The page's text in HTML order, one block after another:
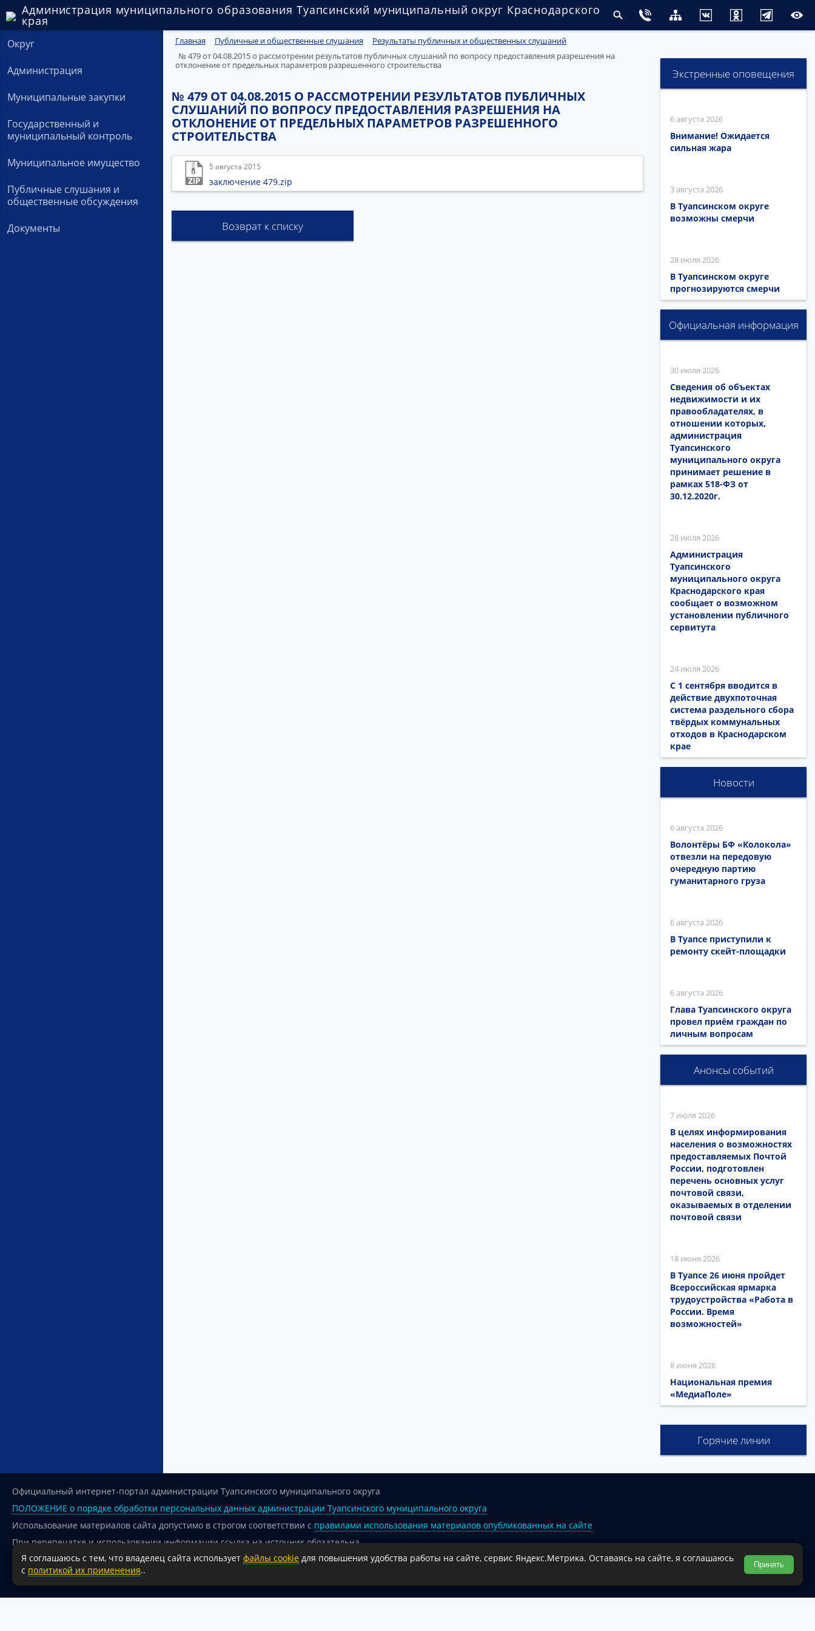
Администрация муниципального образования Туапсинский муниципальный округ Краснодарского
края
Округ
Администрация
Муниципальные закупки
Государственный и
муниципальный контроль
Муниципальное имущество
Публичные слушания и
общественные обсуждения
Документы
Главная Публичные и общественные слушания
Результаты публичных и общественных слушаний
№ 479 от 04.08.2015 о рассмотрении результатов публичных слушаний по вопросу предоставления разрешения на
отклонение от предельных параметров разрешенного строительства
№ 479 ОТ 04.08.2015 О РАССМОТРЕНИИ РЕЗУЛЬТАТОВ ПУБЛИЧНЫХ
СЛУШАНИЙ ПО ВОПРОСУ ПРЕДОСТАВЛЕНИЯ РАЗРЕШЕНИЯ НА
ОТКЛОНЕНИЕ ОТ ПРЕДЕЛЬНЫХ ПАРАМЕТРОВ РАЗРЕШЕННОГО
СТРОИТЕЛЬСТВА
5 августа 2015
заключение 479.zip
Возврат к списку
Экстренные оповещения
6 августа 2026
Внимание! Ожидается
сильная жара
3 августа 2026
В Туапсинском округе
возможны смерчи
28 июля 2026
В Туапсинском округе
прогнозируются смерчи
Официальная информация
30 июля 2026
Сведения об объектах
недвижимости и их
правообладателях, в
отношении которых,
администрация
Туапсинского
муниципального округа
принимает решение в
рамках 518-ФЗ от
30.12.2020г.
28 июля 2026
Администрация
Туапсинского
муниципального округа
Краснодарского края
сообщает о возможном
установлении публичного
сервитута
24 июля 2026
С 1 сентября вводится в
действие двухпоточная
система раздельного сбора
твёрдых коммунальных
отходов в Краснодарском
крае
Новости
6 августа 2026
Волонтёры БФ «Колокола»
отвезли на передовую
очередную партию
гуманитарного груза
6 августа 2026
В Туапсе приступили к
ремонту скейт-площадки
6 августа 2026
Глава Туапсинского округа
провел приём граждан по
личным вопросам
Анонсы событий
7 июля 2026
В целях информирования
населения о возможностях
предоставляемых Почтой
России, подготовлен
перечень основных услуг
почтовой связи,
оказываемых в отделении
почтовой связи
18 июня 2026
В Туапсе 26 июня пройдет
Всероссийская ярмарка
трудоустройства «Работа в
России. Время
возможностей»
8 июня 2026
Национальная премия
«МедиаПоле»
Горячие линии
Официальный интернет-портал администрации Туапсинского муниципального округа
ПОЛОЖЕНИЕ о порядке обработки персональных данных администрации Туапсинского муниципального округа
Использование материалов сайта допустимо в строгом соответствии с правилами использования материалов опубликованных на сайте
При перепечатке и использовании информации ссылка на источник обязательна.
Для сайтов и страниц сети Интернет обязательна активная гиперссылка на официальный интернет-портал администрации Туапсинского муниципального округа.
18+
Я соглашаюсь с тем, что владелец сайта использует файлы cookie для повышения удобства работы на сайте, сервис Яндекс.Метрика. Оставаясь на сайте, я соглашаюсь
с политикой их применения.. Принять